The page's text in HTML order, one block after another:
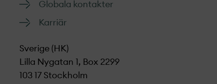
Globala kontakter
Karriär
Sverige (HK)
Lilla Nygatan 1, Box 2299
103 17 Stockholm